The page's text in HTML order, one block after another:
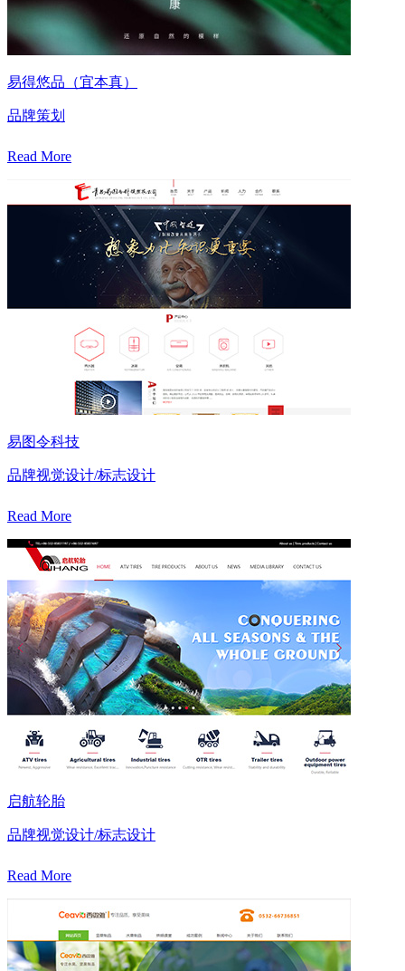
易得悠品（宜本真）
品牌策划
Read More
易图令科技
品牌视觉设计/标志设计
Read More
启航轮胎
品牌视觉设计/标志设计
Read More